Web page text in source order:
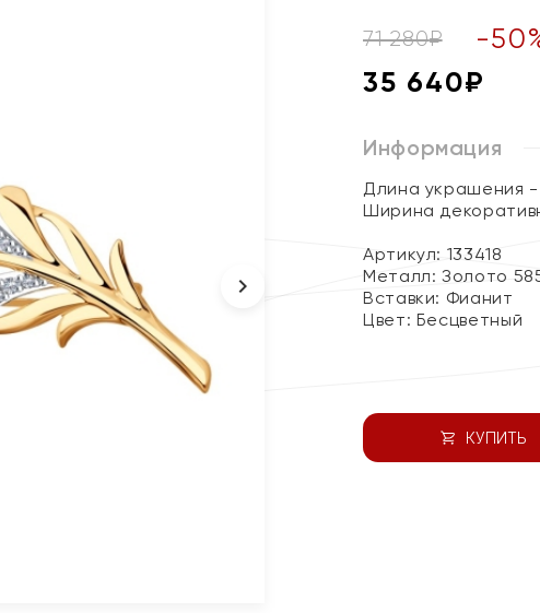
71 280₽ -50
35 640₽
Информация
Длина украшения -
Ширина
Артикул: 133418
Металл:Золото
Вставки: Фианит
Цвет: Бесцветный
КУПИТЬ